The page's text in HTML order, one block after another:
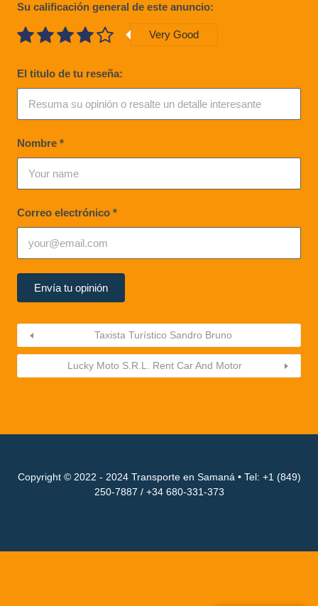
Nombre *
Correo electrónico *
Su calificación general de este anuncio:
Very Good
El titulo de tu reseña:
Taxista Turístico Sandro Bruno
Lucky Moto S.R.L. Rent Car And Motor
Copyright © 2022 - 2024 Transporte en Samaná • Tel: +1 (849)
250-7887 / +34 680-331-373